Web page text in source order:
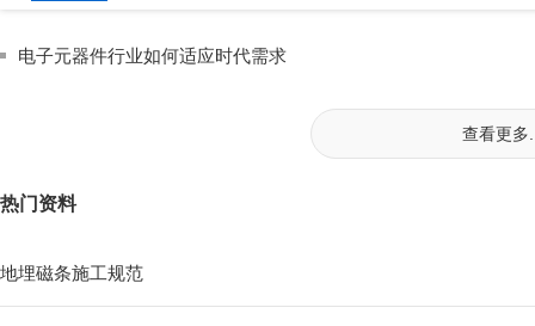
电子元器件行业如何适应时代需求
查看更多
热门资料
地埋磁条施工规范